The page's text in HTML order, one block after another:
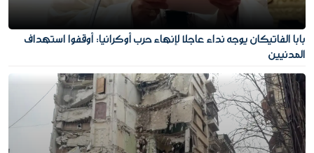
بابا الفاتيكان يوجه نداء عاجلا لإنهاء حرب أوكرانيا: أوقفوا استهداف
المدنيين